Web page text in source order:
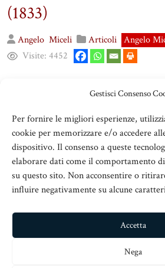
Gestisci Consenso
Per fornire le migliori esperienze,
cookie per memorizzare e/o accedere
dispositivo. Il consenso a queste
elaborare dati come il comportamento
su questo sito. Non acconsentire o
influire negativamente su alcune
Accetta
Nega
(1833)
Angelo Miceli Articoli Angelo
Visite: 4452